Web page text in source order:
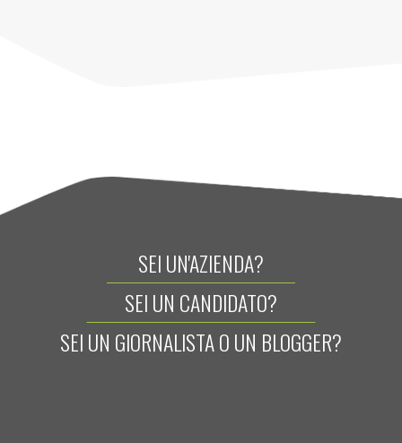
SEI UN'AZIENDA?
SEI UN CANDIDATO?
SEI UN GIORNALISTA O UN BLOGGER?